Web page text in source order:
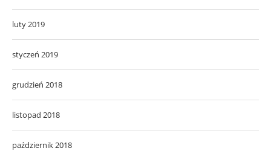
luty 2019
styczeń 2019
grudzień 2018
listopad 2018
październik 2018